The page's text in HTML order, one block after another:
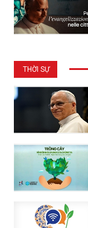
THỜI SỰ